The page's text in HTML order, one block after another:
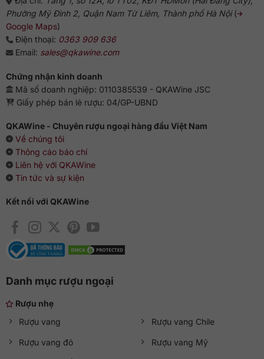
Phường Mỹ Đình 2, Quận Nam Từ Liêm, Thành phố Hà Nội(
Google Maps)
Điện thoại: 0363 909 636
Email: sales@qkawine.com
Chứng nhận kinh doanh
Mã số doanh nghiệp: 0110385539 - QKAWine JSC
Giấy phép bán lẻ rượu: 04/GP-UBND
QKAWine - Chuyên rượu ngoại hàng đầu Việt Nam
Về chúng tôi
Thông cáo báo chí
Liên hệ với QKAWine
Tin tức và sự kiện
Kết nối với QKAWine
Danh mục rượu ngoại
Rượu nhẹ
Rượu vang
Rượu vang đỏ
Rượu vang Chile
Rượu vang Mỹ